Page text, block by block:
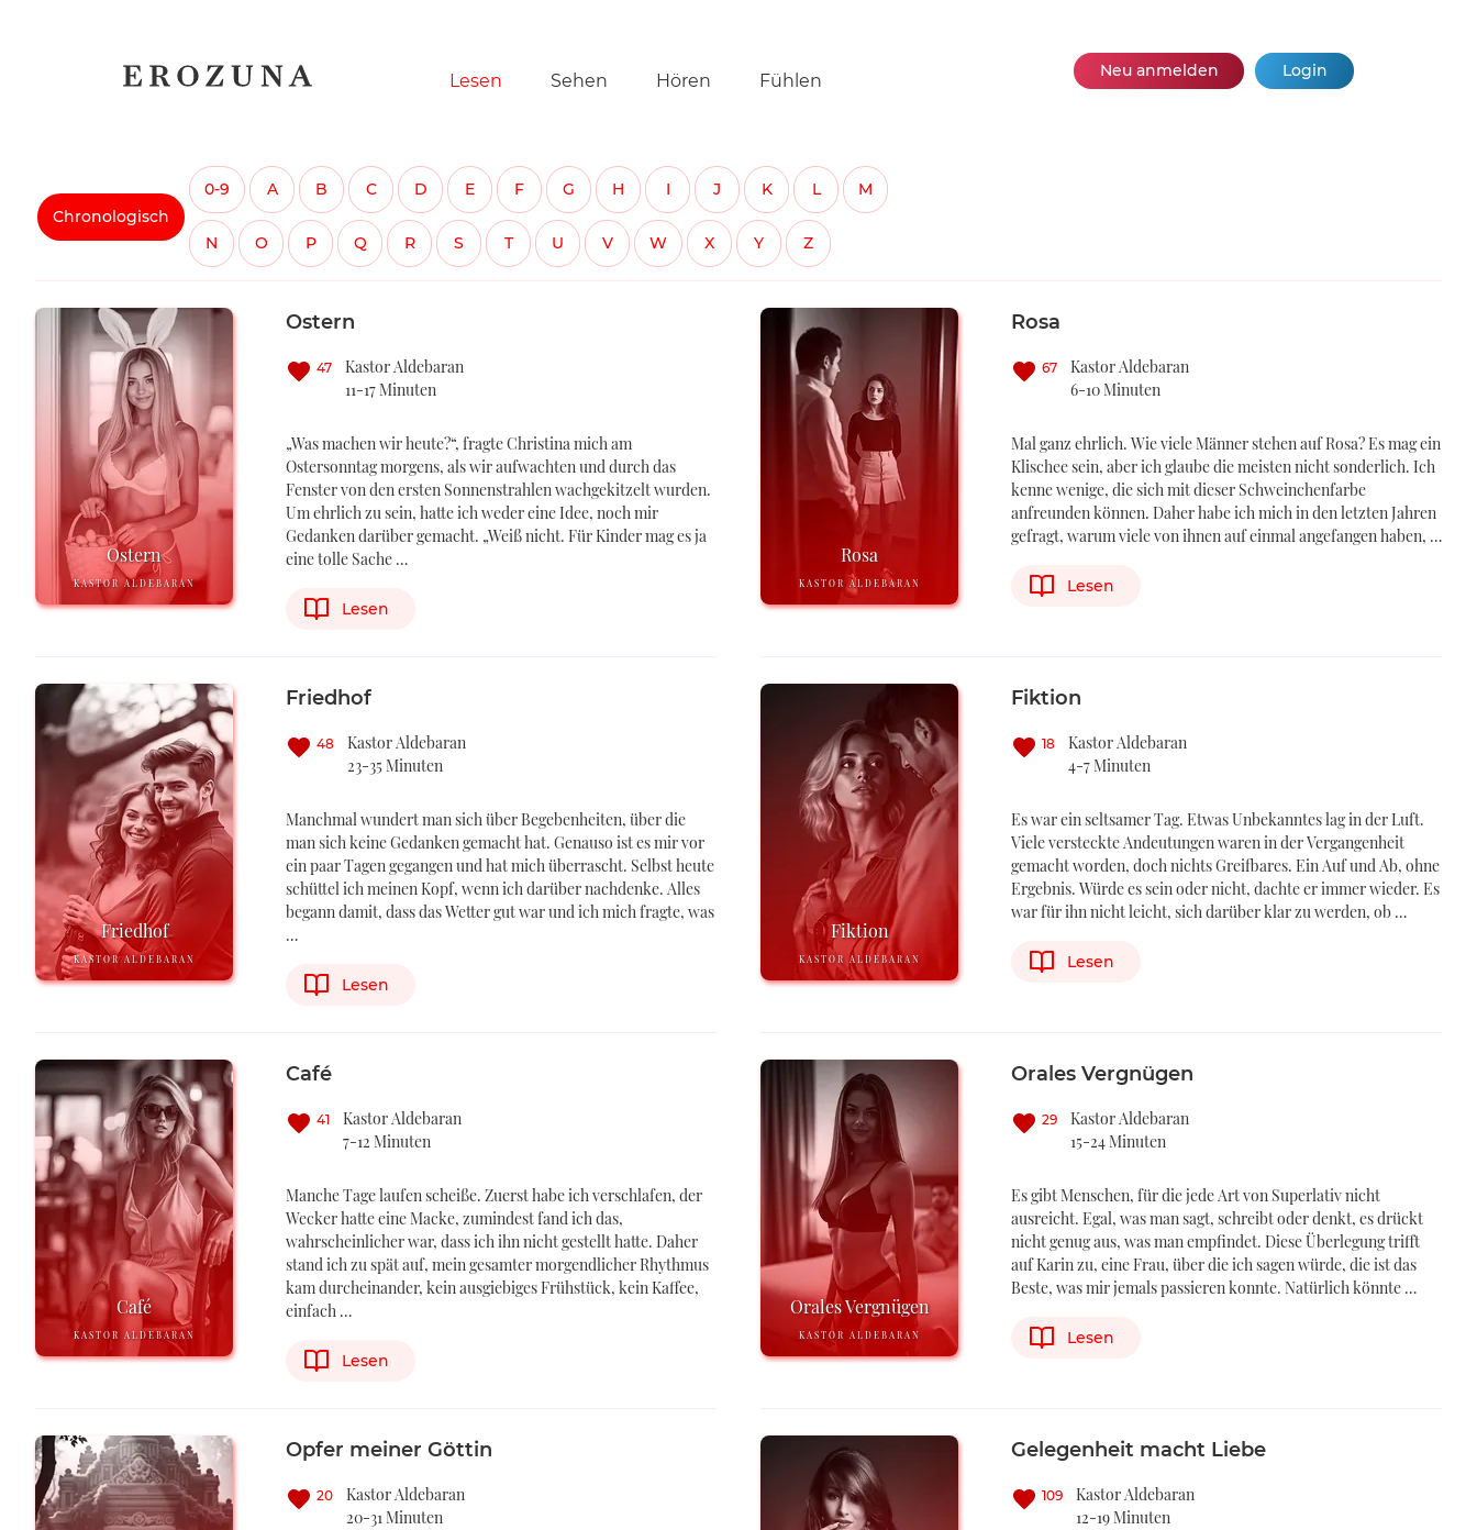
Navigation
Lesen Sehen Hören Fühlen Neu anmelden Login
Chronologisch
0-9 A B C D E F G H I J K L M
N O P Q R S T U V W X Y Z
Ostern
KASTOR ALDEBARAN
Ostern
47
Kastor Aldebaran
11-17 Minuten
„Was machen wir heute?“, fragte Christina mich am
Ostersonntag morgens, als wir aufwachten und durch das
Fenster von den ersten Sonnenstrahlen wachgekitzelt wurden.
Um ehrlich zu sein, hatte ich weder eine Idee, noch mir
Gedanken darüber gemacht. „Weiß nicht. Für Kinder mag es ja
eine tolle Sache …
Lesen
Rosa
KASTOR ALDEBARAN
Rosa
67
Kastor Aldebaran
6-10 Minuten
Mal ganz ehrlich. Wie viele Männer stehen auf Rosa? Es mag ein
Klischee sein, aber ich glaube die meisten nicht sonderlich. Ich
kenne wenige, die sich mit dieser Schweinchenfarbe
anfreunden können. Daher habe ich mich in den letzten Jahren
gefragt, warum viele von ihnen auf einmal angefangen haben, …
Lesen
Friedhof
KASTOR ALDEBARAN
Friedhof
48
Kastor Aldebaran
23-35 Minuten
Manchmal wundert man sich über Begebenheiten, über die
man sich keine Gedanken gemacht hat. Genauso ist es mir vor
ein paar Tagen gegangen und hat mich überrascht. Selbst heute
schüttel ich meinen Kopf, wenn ich darüber nachdenke. Alles
begann damit, dass das Wetter gut war und ich mich fragte, was
…
Lesen
Fiktion
KASTOR ALDEBARAN
Fiktion
18
Kastor Aldebaran
4-7 Minuten
Es war ein seltsamer Tag. Etwas Unbekanntes lag in der Luft.
Viele versteckte Andeutungen waren in der Vergangenheit
gemacht worden, doch nichts Greifbares. Ein Auf und Ab, ohne
Ergebnis. Würde es sein oder nicht, dachte er immer wieder. Es
war für ihn nicht leicht, sich darüber klar zu werden, ob …
Lesen
Café
KASTOR ALDEBARAN
Café
41
Kastor Aldebaran
7-12 Minuten
Manche Tage laufen scheiße. Zuerst habe ich verschlafen, der
Wecker hatte eine Macke, zumindest fand ich das,
wahrscheinlicher war, dass ich ihn nicht gestellt hatte. Daher
stand ich zu spät auf, mein gesamter morgendlicher Rhythmus
kam durcheinander, kein ausgiebiges Frühstück, kein Kaffee,
einfach …
Lesen
Orales Vergnügen
KASTOR ALDEBARAN
Orales Vergnügen
29
Kastor Aldebaran
15-24 Minuten
Es gibt Menschen, für die jede Art von Superlativ nicht
ausreicht. Egal, was man sagt, schreibt oder denkt, es drückt
nicht genug aus, was man empfindet. Diese Überlegung trifft
auf Karin zu, eine Frau, über die ich sagen würde, die ist das
Beste, was mir jemals passieren konnte. Natürlich könnte …
Lesen
Opfer meiner Göttin
20
Kastor Aldebaran
20-31 Minuten
Gelegenheit macht Liebe
109
Kastor Aldebaran
12-19 Minuten